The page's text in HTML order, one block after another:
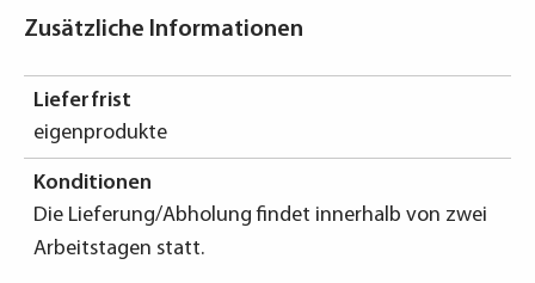
Zusätzliche Informationen
Lieferfrist
eigenprodukte
Konditionen
Die Lieferung/Abholung findet innerhalb von zwei
Arbeitstagen statt.